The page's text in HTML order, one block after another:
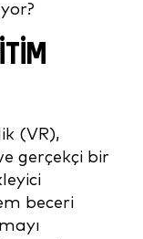
(VR),
gerçekçi bir
beceri